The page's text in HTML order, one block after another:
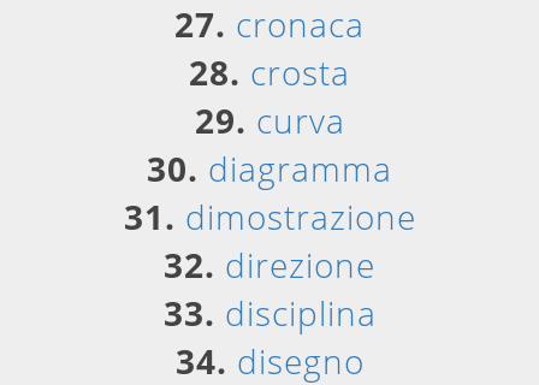
27. cronaca
28. crosta
29. curva
30. diagramma
31. dimostrazione
32. direzione
33. disciplina
34. disegno